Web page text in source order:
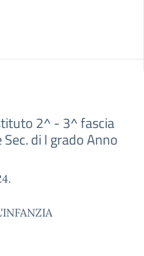
2^ - 3^ fascia
di I grado Anno